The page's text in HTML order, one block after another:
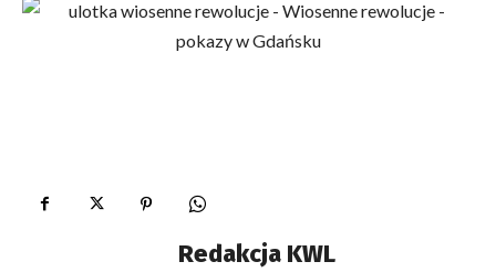
Redakcja KWL